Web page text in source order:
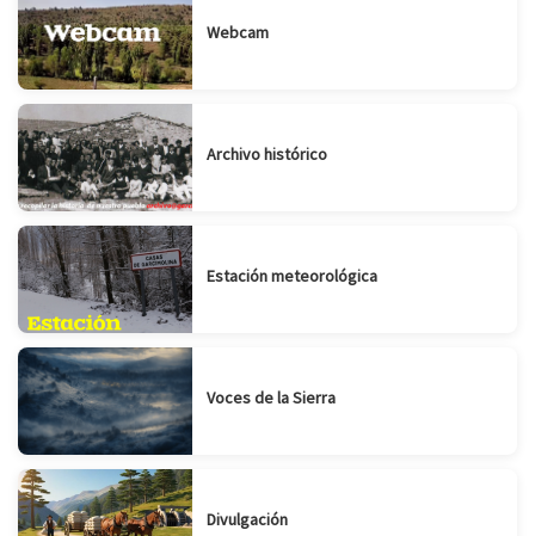
Webcam
Archivo histórico
Estación meteorológica
Voces de la Sierra
Divulgación